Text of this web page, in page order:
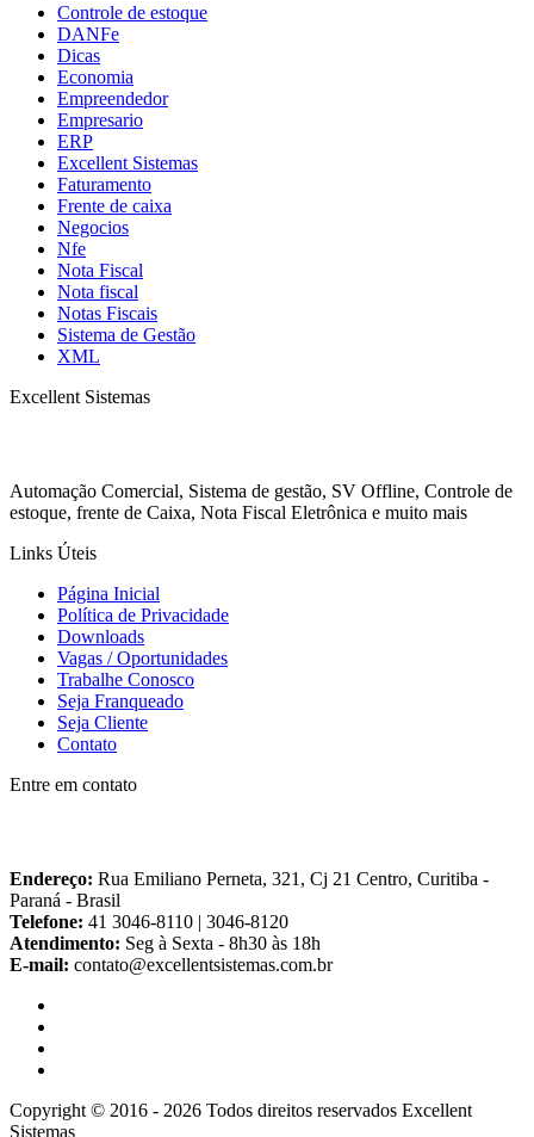
Controle de estoque
DANFe
Dicas
Economia
Empreendedor
Empresario
ERP
Excellent Sistemas
Faturamento
Frente de caixa
Negocios
Nfe
Nota Fiscal
Nota fiscal
Notas Fiscais
Sistema de Gestão
XML
Excellent Sistemas
Automação Comercial, Sistema de gestão, SV Offline, Controle de
estoque, frente de Caixa, Nota Fiscal Eletrônica e muito mais
Links Úteis
Página Inicial
Política de Privacidade
Downloads
Vagas / Oportunidades
Trabalhe Conosco
Seja Franqueado
Seja Cliente
Contato
Entre em contato
Endereço: Rua Emiliano Perneta, 321, Cj 21 Centro, Curitiba -
Paraná - Brasil
Telefone: 41 3046-8110 | 3046-8120
Atendimento: Seg à Sexta - 8h30 às 18h
E-mail: contato@excellentsistemas.com.br
Copyright © 2016 - 2026 Todos direitos reservados Excellent
Sistemas